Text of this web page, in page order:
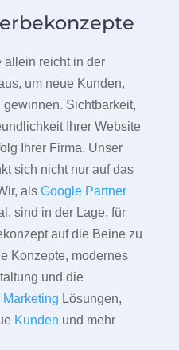
allein reicht in der
um neue Kunden,
gewinnen. Sichtbarkeit,
Ihrer Website
Ihrer Firma. Unser
sich nicht nur auf das
als Google Partner
sind in der Lage, für
auf die Beine zu
Konzepte, modernes
und die
Marketing Lösungen,
Kunden und mehr